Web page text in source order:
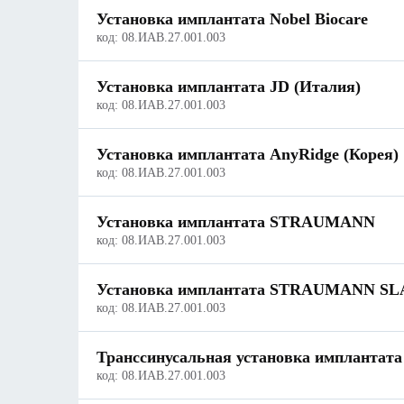
Установка имплантата Nobel Biocare
код: 08.ИАВ.27.001.003
Установка имплантата JD (Италия)
код: 08.ИАВ.27.001.003
Установка имплантата AnyRidge (Корея)
код: 08.ИАВ.27.001.003
Установка имплантата STRAUMANN
код: 08.ИАВ.27.001.003
Установка имплантата STRAUMANN
код: 08.ИАВ.27.001.003
Транссинусальная установка имплантата
код: 08.ИАВ.27.001.003